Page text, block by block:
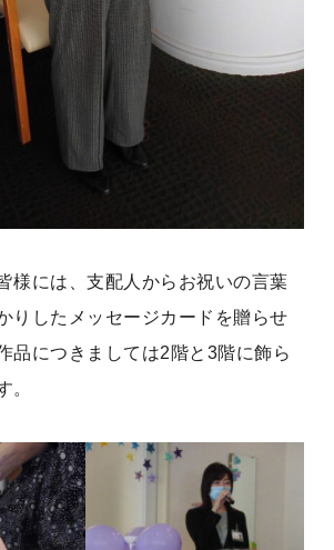
様には、支配人からお祝いの言葉
りしたメッセージカードを贈らせ
品につきましては2階と3階に飾ら
。